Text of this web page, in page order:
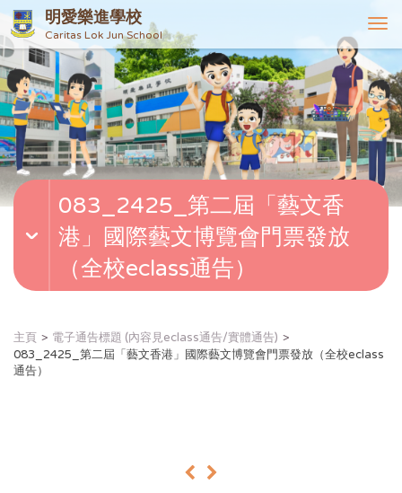
明愛樂進學校
Caritas Lok Jun School
T
o
g
g
l
e
n
v
i
083_2425_第二屆「藝文香
港」國際藝文博覽會門票發放
（全校eclass通告）
主頁
電子通告標題 (內容見eclass通告/實體通告)
083_2425_第二屆「藝文香港」國際藝文博覽會門票發放（全校eclass
通告）
« »